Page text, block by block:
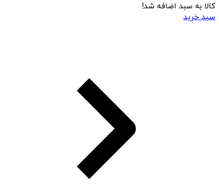
کالا به سبد اضافه شد!
سبد خرید